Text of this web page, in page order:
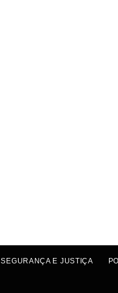
SEGURANÇA E JUSTIÇA